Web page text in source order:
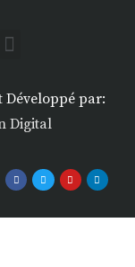
Développé par:
Digital